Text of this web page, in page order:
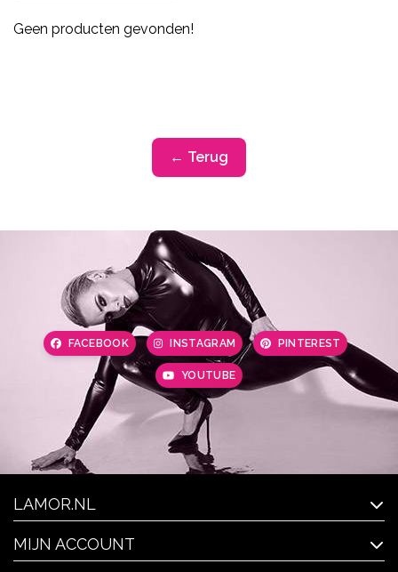
Geen producten gevonden!
← Terug
FACEBOOK INSTAGRAM PINTEREST
YOUTUBE
LAMOR.NL
MIJN ACCOUNT